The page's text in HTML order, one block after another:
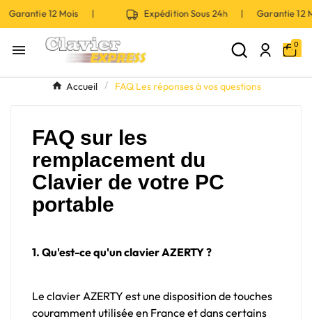
12 Mois | Expédition Sous 24h | Garantie
 0
Accueil FAQ Les réponses à vos questions
FAQ sur les
remplacement du
Clavier de votre PC
portable
1. Qu'est-ce qu'un clavier AZERTY ?
Le clavier AZERTY est une disposition de touches
couramment utilisée en France et dans certains